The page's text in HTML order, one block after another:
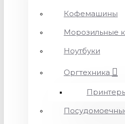
Кофемашины
Морозильные
Ноутбуки
Оргтехника